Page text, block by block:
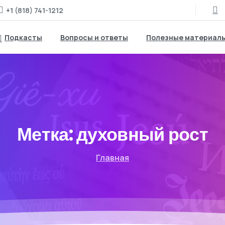
+1 (818) 741-1212
Подкасты Вопросы и ответы Полезные
Метка:духовный рост
Главная